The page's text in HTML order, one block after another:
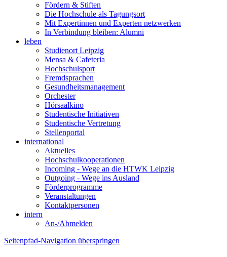
Fördern & Stiften
Die Hochschule als Tagungsort
Mit Expertinnen und Experten netzwerken
In Verbindung bleiben: Alumni
leben
Studienort Leipzig
Mensa & Cafeteria
Hochschulsport
Fremdsprachen
Gesundheitsmanagement
Orchester
Hörsaalkino
Studentische Initiativen
Studentische Vertretung
Stellenportal
international
Aktuelles
Hochschulkooperationen
Incoming - Wege an die HTWK Leipzig
Outgoing - Wege ins Ausland
Förderprogramme
Veranstaltungen
Kontaktpersonen
intern
An-/Abmelden
Seitenpfad-Navigation überspringen